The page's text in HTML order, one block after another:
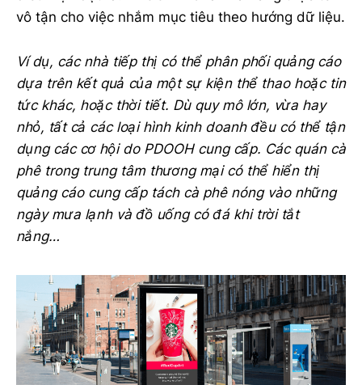
vô tận cho việc nhắm mục tiêu theo hướng dữ liệu.
Ví dụ, các nhà tiếp thị có thể phân phối quảng cáo
dựa trên kết quả của một sự kiện thể thao hoặc tin
tức khác, hoặc thời tiết. Dù quy mô lớn, vừa hay
nhỏ, tất cả các loại hình kinh doanh đều có thể tận
dụng các cơ hội do PDOOH cung cấp. Các quán cà
phê trong trung tâm thương mại có thể hiển thị
quảng cáo cung cấp tách cà phê nóng vào những
ngày mưa lạnh và đồ uống có đá khi trời tắt
nắng…